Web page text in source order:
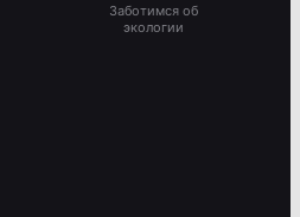
Заботимся об
экологии